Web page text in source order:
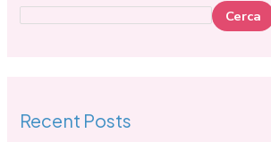
Cerca
Recent Posts